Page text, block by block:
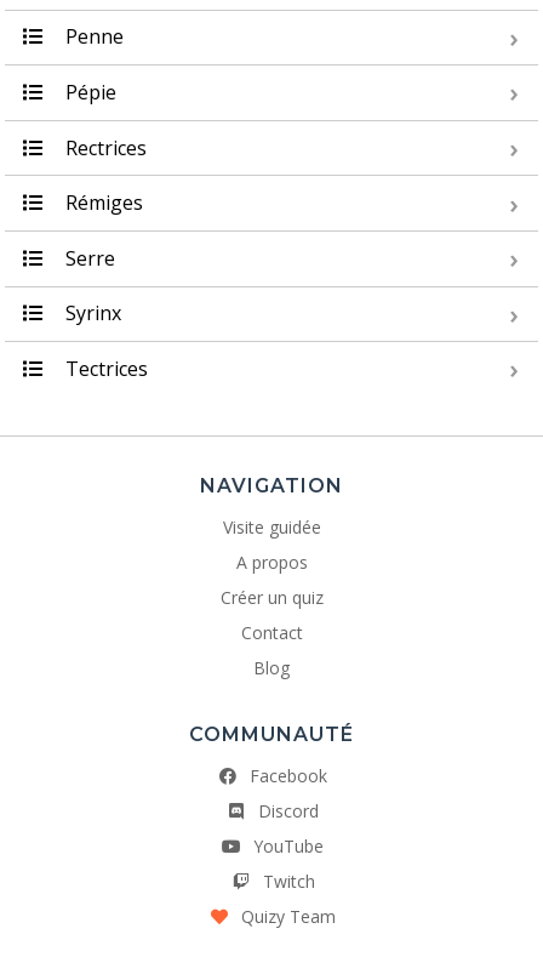
Penne
Pépie
Rectrices
Rémiges
Serre
Syrinx
Tectrices
NAVIGATION
Visite guidée
A propos
Créer un quiz
Contact
Blog
COMMUNAUTÉ
Facebook
Discord
YouTube
Twitch
Quizy Team